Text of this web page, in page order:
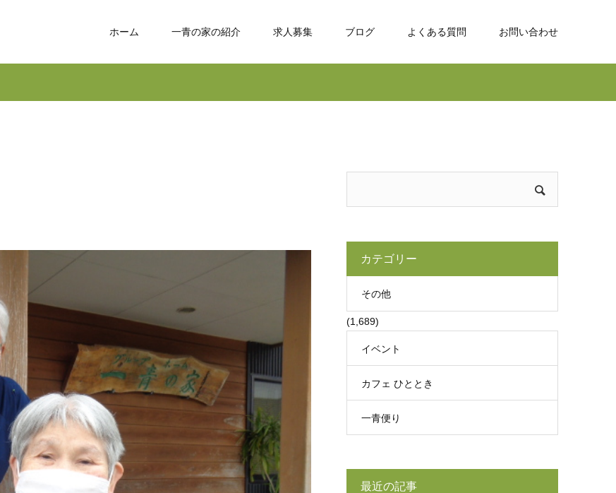
ホーム 一青の家の紹介 求人募集 ブログ よくある質問 お問い合わせ
カテゴリー
その他
(1,689)
イベント
カフェ ひととき
一青便り
最近の記事